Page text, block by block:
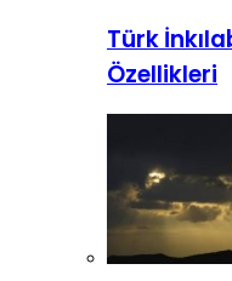
Türk
Özellikleri